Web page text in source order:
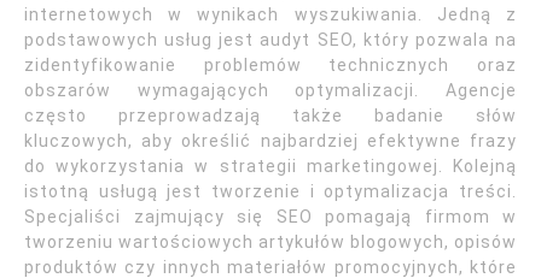
internetowych w wynikach wyszukiwania. Jedną z
podstawowych usług jest audyt SEO, który pozwala na
zidentyfikowanie problemów technicznych oraz
obszarów wymagających optymalizacji. Agencje
często przeprowadzają także badanie słów
kluczowych, aby określić najbardziej efektywne frazy
do wykorzystania w strategii marketingowej. Kolejną
istotną usługą jest tworzenie i optymalizacja treści.
Specjaliści zajmujący się SEO pomagają firmom w
tworzeniu wartościowych artykułów blogowych, opisów
produktów czy innych materiałów promocyjnych, które